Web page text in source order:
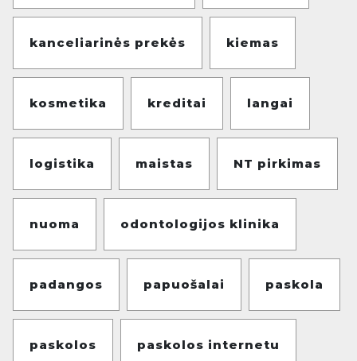
kanceliarinės prekės kiemas
kosmetika kreditai langai
logistika maistas NT pirkimas
nuoma odontologijos klinika
padangos papuošalai paskola
paskolos paskolos internetu